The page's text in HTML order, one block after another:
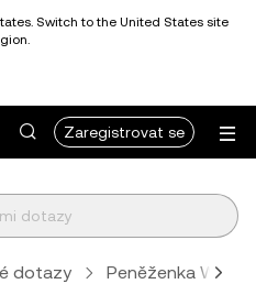
Switch to the United States site
Zaregistrovat se
dotazy Peněženka Web3